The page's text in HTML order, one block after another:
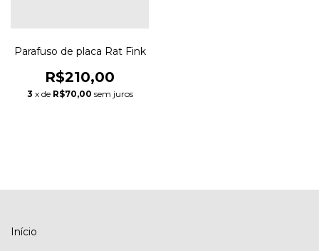
Parafuso de placa Rat Fink
R$210,00
3 x de R$70,00 sem juros
Início